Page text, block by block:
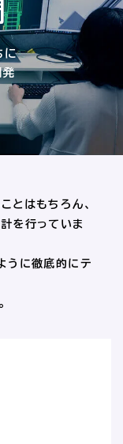
に
発
とはもちろん、
を行っていま
うに徹底的にテ